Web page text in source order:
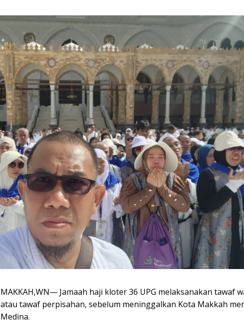
MAKKAH,WN— Jamaah haji kloter 36 UPG melaksanakan tawaf
atau tawaf perpisahan, sebelum meninggalkan Kota Makkah
Medina.